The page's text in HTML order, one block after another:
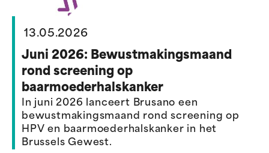
13.05.2026
Juni 2026: Bewustmakingsmaand
rond screening op
baarmoederhalskanker
In juni 2026 lanceert Brusano een
bewustmakingsmaand rond screening op
HPV en baarmoederhalskanker in het
Brussels Gewest.